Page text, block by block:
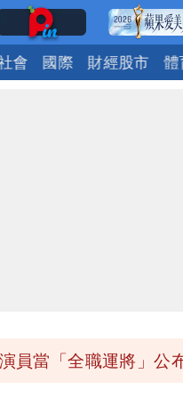
會 國際 財經股市 體
當「全職運將」公